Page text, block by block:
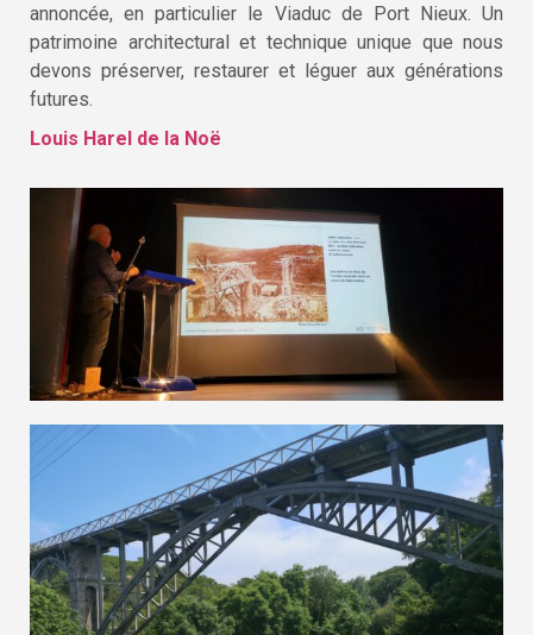
annoncée, en particulier le Viaduc de Port Nieux. Un
patrimoine architectural et technique unique que nous
devons préserver, restaurer et léguer aux générations
futures.
Louis Harel de la Noë